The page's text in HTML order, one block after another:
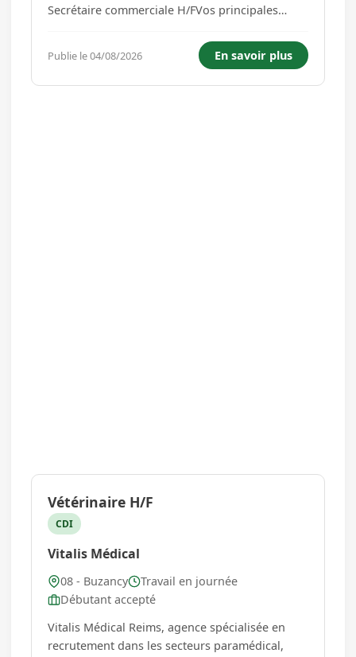
Secrétaire commerciale H/FVos principales
de commandes ; - Logiciels EBP + Excel (bases +
savoir fai...
Publie le 04/08/2026 En savoir plus
Vétérinaire H/F
CDI
Vitalis Médical
08 - Buzancy
Travail en journée
Débutant accepté
Vitalis Médical Reims, agence spécialisée en
recrutement dans les secteurs paramédical,